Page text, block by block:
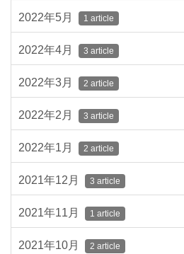
2022年5月 1 article
2022年4月 3 article
2022年3月 2 article
2022年2月 3 article
2022年1月 2 article
2021年12月 3 article
2021年11月 1 article
2021年10月 2 article